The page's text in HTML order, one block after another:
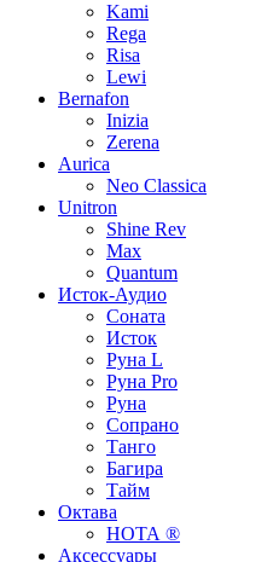
Kami
Rega
Risa
Lewi
Bernafon
Inizia
Zerena
Aurica
Neo Classica
Unitron
Shine Rev
Max
Quantum
Исток-Аудио
Соната
Исток
Руна L
Руна Pro
Руна
Сопрано
Танго
Багира
Тайм
Октава
НОТА ®
Аксессуары